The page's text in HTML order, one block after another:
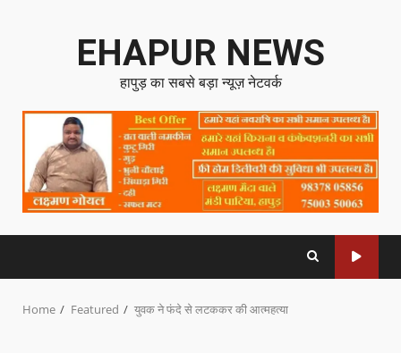
EHAPUR NEWS
हापुड़ का सबसे बड़ा न्यूज़ नेटवर्क
Home Featured युवक ने फंदे से लटककर की आत्महत्या